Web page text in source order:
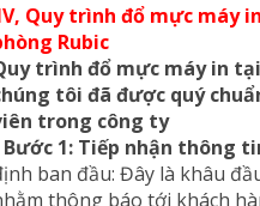
Quy trình đổ mực máy
Rubic
trình đổ mực máy in
tôi đã được quý
trong công ty
Bước 1: Tiếp nhận thông
ban đầu: Đây là khâu
thông báo tới khách